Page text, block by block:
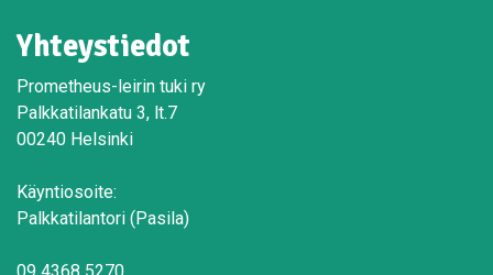
Yhteystiedot
Prometheus-leirin tuki ry
Palkkatilankatu 3, lt.7
00240 Helsinki
Käyntiosoite:
Palkkatilantori (Pasila)